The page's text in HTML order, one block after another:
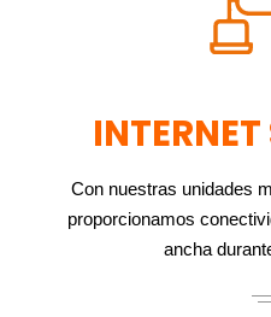
Con nuestras unidades
proporcionamos
ancha